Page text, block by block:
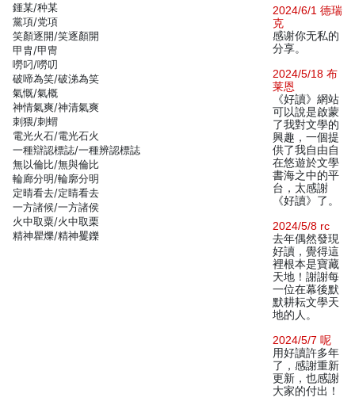
鍾某/种某
黨項/党項
笑顏逐開/笑逐顏開
甲胄/甲冑
嘮叼/嘮叨
破啼為笑/破涕為笑
氣慨/氣概
神情氣爽/神清氣爽
刺猥/刺蝟
電光火石/電光石火
一種辯認標誌/一種辨認標誌
無以倫比/無與倫比
輪廊分明/輪廓分明
定晴看去/定睛看去
一方諸候/一方諸侯
火中取粟/火中取栗
精神瞿爍/精神矍鑠
2024/6/1 德瑞
克
感谢你无私的
分享。
2024/5/18 布
莱恩
《好讀》網站
可以說是啟蒙
了我對文學的
興趣，一個提
供了我自由自
在悠遊於文學
書海之中的平
台，太感謝
《好讀》了。
2024/5/8 rc
去年偶然發現
好讀，覺得這
裡根本是寶藏
天地！謝謝每
一位在幕後默
默耕耘文學天
地的人。
2024/5/7 呢
用好讀許多年
了，感謝重新
更新，也感謝
大家的付出！